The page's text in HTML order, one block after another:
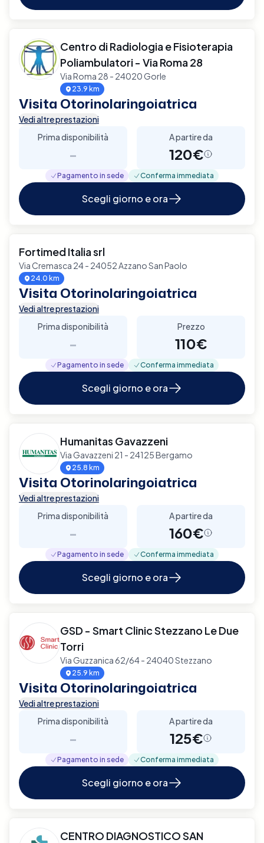
Centro di Radiologia e Fisioterapia
Poliambulatori - Via Roma 28
Via Roma 28 - 24020 Gorle
23.9 km
Visita Otorinolaringoiatrica
Vedi altre prestazioni
Prima disponibilità
-
A partire da
120€
Pagamento in sede Conferma immediata
Scegli giorno e ora
Fortimed Italia srl
Via Cremasca 24 - 24052 Azzano San Paolo
24.0 km
Visita Otorinolaringoiatrica
Vedi altre prestazioni
Prima disponibilità
-
Prezzo
110€
Pagamento in sede Conferma immediata
Scegli giorno e ora
Humanitas Gavazzeni
Via Gavazzeni 21 - 24125 Bergamo
25.8 km
Visita Otorinolaringoiatrica
Vedi altre prestazioni
Prima disponibilità
-
A partire da
160€
Pagamento in sede Conferma immediata
Scegli giorno e ora
GSD - Smart Clinic Stezzano Le Due
Torri
Via Guzzanica 62/64 - 24040 Stezzano
25.9 km
Visita Otorinolaringoiatrica
Vedi altre prestazioni
Prima disponibilità
-
A partire da
125€
Pagamento in sede Conferma immediata
Scegli giorno e ora
CENTRO DIAGNOSTICO SAN